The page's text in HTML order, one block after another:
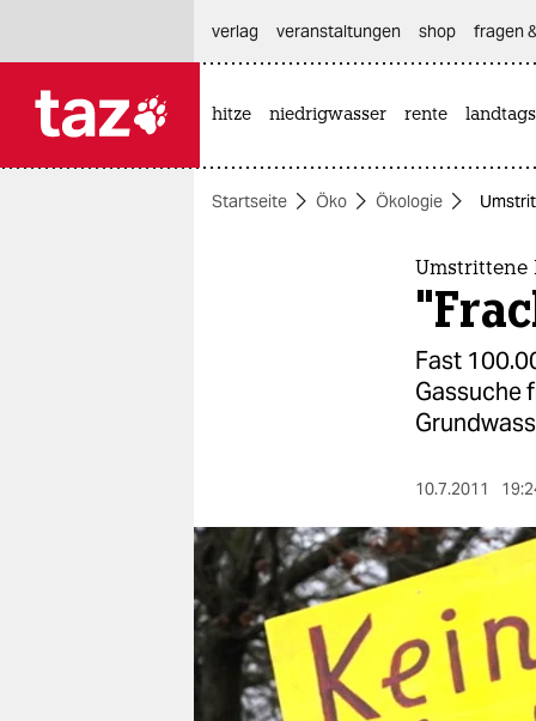
themen
berlin
nord
wahrheit
verlag
verlag
veranstaltungen shop fragen
hitze niedrigwasser rente
Startseite Öko Ökologie
Umstrittene
Fast
Gassuche
10.7.2011